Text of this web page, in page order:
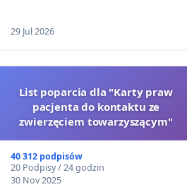
29 Jul 2026
List poparcia dla "Karty praw
pacjenta do kontaktu ze
zwierzęciem towarzyszącym"
40 312 podpisów
20 Podpisy / 24 godzin
30 Nov 2025